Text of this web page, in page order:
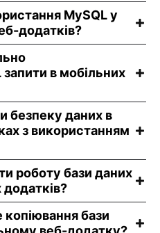
MySQL у
додатків?
в мобільних
безпеку даних в
з використанням
роботу бази даних
бази